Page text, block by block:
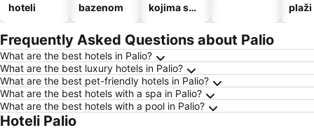
hoteli
bazenom
kojima su
kućni
ljubimci
plaži
Frequently Asked Questions about Palio
What are the best hotels in Palio?
What are the best luxury hotels in Palio?
What are the best pet-friendly hotels in Palio?
What are the best hotels with a spa in Palio?
What are the best hotels with a pool in Palio?
Hoteli Palio